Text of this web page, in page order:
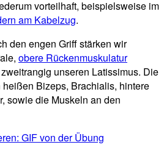
vorteilhaft, beispielsweise im
am Kabelzug.
den engen Griff stärken wir
obere Rückenmuskulatur
unseren Latissimus. Die
Bizeps, Brachialis, hintere
sowie die Muskeln an den